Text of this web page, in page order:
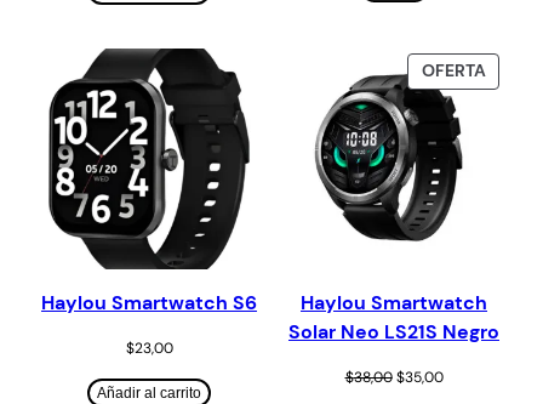
Haylou Smartwatch S6
$23,00
Añadir al carrito
OFERTA
Haylou Smartwatch
Solar Neo LS21S Negro
$38,00 $35,00